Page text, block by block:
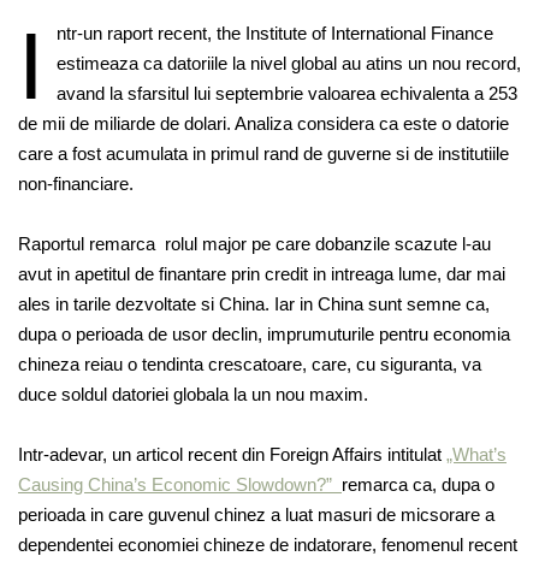
I
ntr-un raport recent, the Institute of International Finance
estimeaza ca datoriile la nivel global au atins un nou record,
avand la sfarsitul lui septembrie valoarea echivalenta a 253
de mii de miliarde de dolari. Analiza considera ca este o datorie
care a fost acumulata in primul rand de guverne si de institutiile
non-financiare.
Raportul remarca rolul major pe care dobanzile scazute l-au
avut in apetitul de finantare prin credit in intreaga lume, dar mai
ales in tarile dezvoltate si China. Iar in China sunt semne ca,
dupa o perioada de usor declin, imprumuturile pentru economia
chineza reiau o tendinta crescatoare, care, cu siguranta, va
duce soldul datoriei globala la un nou maxim.
Intr-adevar, un articol recent din Foreign Affairs intitulat „What’s
Causing China’s Economic Slowdown?” remarca ca, dupa o
perioada in care guvenul chinez a luat masuri de micsorare a
dependentei economiei chineze de indatorare, fenomenul recent